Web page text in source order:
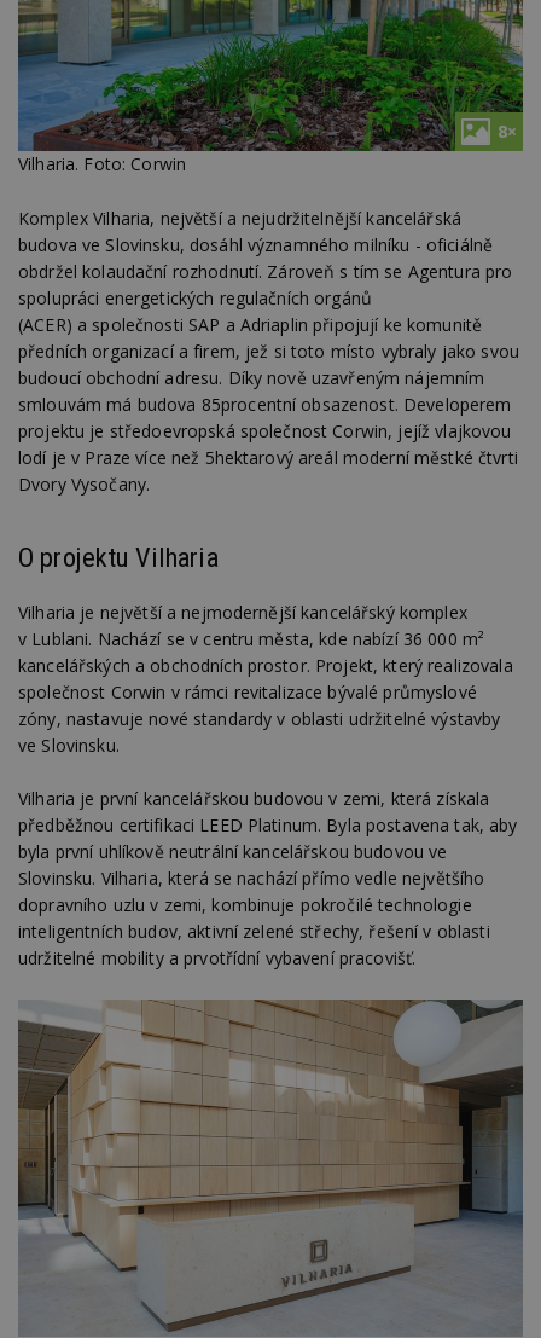
8×
Vilharia. Foto: Corwin
Komplex Vilharia, největší a nejudržitelnější kancelářská
budova ve Slovinsku, dosáhl významného milníku - oficiálně
obdržel kolaudační rozhodnutí. Zároveň s tím se Agentura pro
spolupráci energetických regulačních orgánů
(ACER) a společnosti SAP a Adriaplin připojují ke komunitě
předních organizací a firem, jež si toto místo vybraly jako svou
budoucí obchodní adresu. Díky nově uzavřeným nájemním
smlouvám má budova 85procentní obsazenost. Developerem
projektu je středoevropská společnost Corwin, jejíž vlajkovou
lodí je v Praze více než 5hektarový areál moderní městké čtvrti
Dvory Vysočany.
O projektu Vilharia
Vilharia je největší a nejmodernější kancelářský komplex
v Lublani. Nachází se v centru města, kde nabízí 36 000 m²
kancelářských a obchodních prostor. Projekt, který realizovala
společnost Corwin v rámci revitalizace bývalé průmyslové
zóny, nastavuje nové standardy v oblasti udržitelné výstavby
ve Slovinsku.
Vilharia je první kancelářskou budovou v zemi, která získala
předběžnou certifikaci LEED Platinum. Byla postavena tak, aby
byla první uhlíkově neutrální kancelářskou budovou ve
Slovinsku. Vilharia, která se nachází přímo vedle největšího
dopravního uzlu v zemi, kombinuje pokročilé technologie
inteligentních budov, aktivní zelené střechy, řešení v oblasti
udržitelné mobility a prvotřídní vybavení pracovišť.